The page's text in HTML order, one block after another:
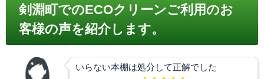
剣淵町でのECOクリーンご利用のお
客様の声を紹介します。
いらない本棚は処分して正解でした